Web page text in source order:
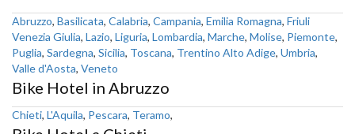
Abruzzo, Basilicata, Calabria, Campania, Emilia Romagna, Friuli
Venezia Giulia, Lazio, Liguria, Lombardia, Marche, Molise, Piemonte,
Puglia, Sardegna, Sicilia, Toscana, Trentino Alto Adige, Umbria,
Valle d'Aosta, Veneto
Bike Hotel in Abruzzo
Chieti, L'Aquila, Pescara, Teramo,